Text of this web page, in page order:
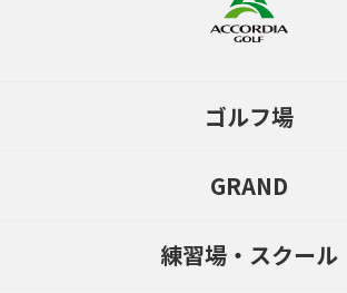
ゴルフ場
GRAND
練習場・スクール